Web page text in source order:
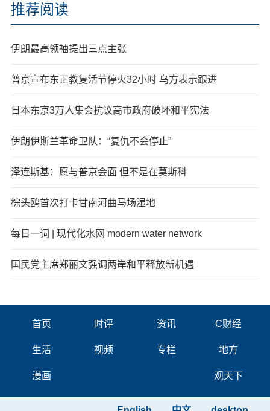
推荐阅读
伊朗最高领袖提出三点主张
普京宣布东正教复活节停火32小时 乌方表示跟进
日本东京3万人集会抗议高市政府破坏和平宪法
伊朗伊斯兰革命卫队：“复仇不会停止”
泽连斯基：愿与普京会面 但不是在莫斯科
棕头鸥首次打卡甘南河曲马场湿地
每日一词 | 现代化水网 modern water network
国民党主席郑丽文强调两岸和平释放新机遇
首页 时评 资讯 C财经
生活 视频 专栏 地方
漫画 观天下